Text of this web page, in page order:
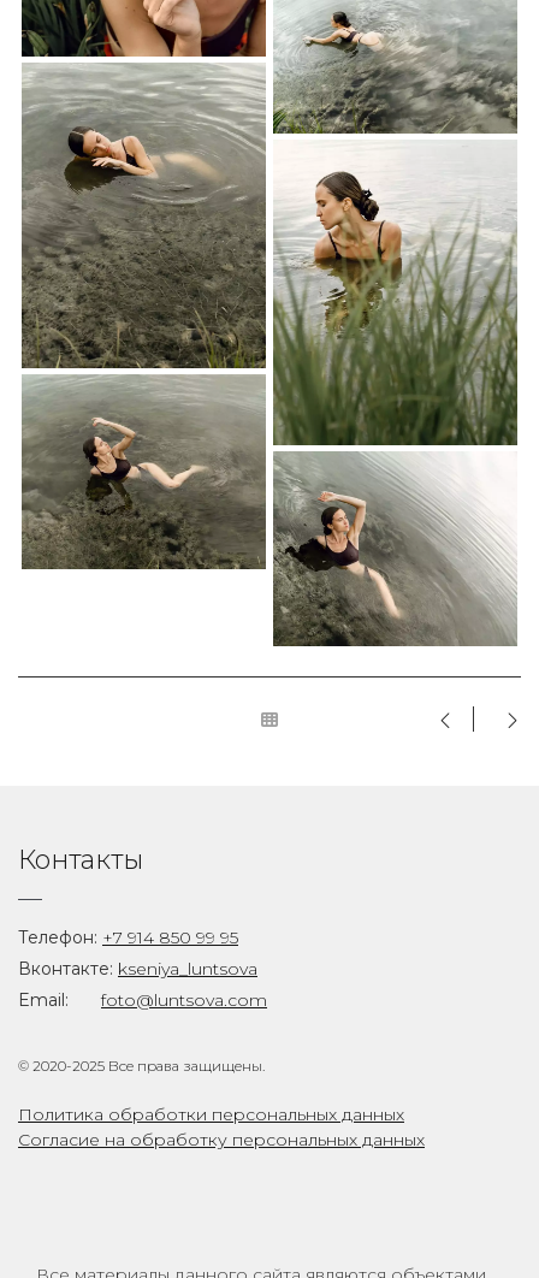
Контакты
Телефон: +7 914 850 99 95
Вконтакте: kseniya_luntsova
Email:
foto@luntsova.com
© 2020-2025 Все права защищены.
Политика обработки персональных данных
Согласие на обработку персональных данных